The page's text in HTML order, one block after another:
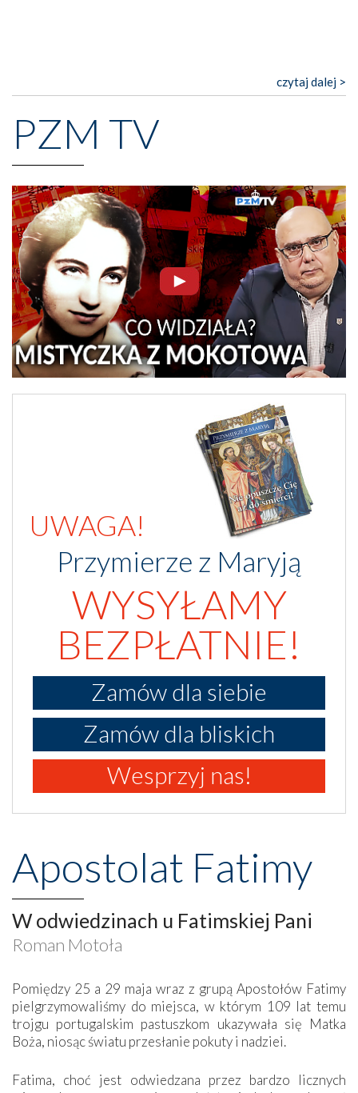
czytaj dalej >
PZM TV
UWAGA!
Przymierze z Maryją
WYSYŁAMY
BEZPŁATNIE!
Zamów dla siebie
Zamów dla bliskich
Wesprzyj nas!
Apostolat Fatimy
W odwiedzinach u Fatimskiej Pani
Roman Motoła
Pomiędzy 25 a 29 maja wraz z grupą Apostołów Fatimy
pielgrzymowaliśmy do miejsca, w którym 109 lat temu
trojgu portugalskim pastuszkom ukazywała się Matka
Boża, niosąc światu przesłanie pokuty i nadziei.
Fatima, choć jest odwiedzana przez bardzo licznych